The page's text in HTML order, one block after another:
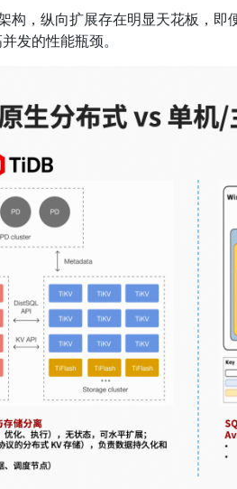
构，纵向扩展存在明显天花板，
发的性能瓶颈。